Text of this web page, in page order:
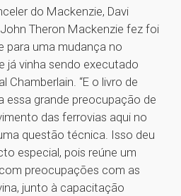
do Mackenzie, Davi
Theron Mackenzie fez foi
para uma mudança no
já vinha sendo executado
Chamberlain. “E o livro de
essa grande preocupação de
das ferrovias aqui no
questão técnica. Isso deu
especial, pois reúne um
preocupações com as
junto à capacitação